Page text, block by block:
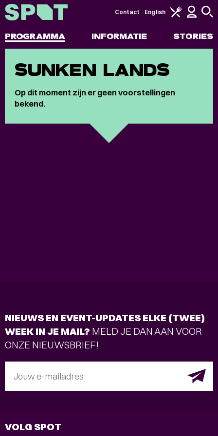
PROGRAMMA INFORMATIE STORIES
Contact English
SUNKEN LANDS
Op dit moment zijn er geen voorstellingen
bekend.
NIEUWS EN EVENT-UPDATES ELKE (TWEE)
WEEK IN JE MAIL? MELD JE DAN AAN VOOR
ONZE NIEUWSBRIEF!
Jouw e-mailadres
VOLG SPOT